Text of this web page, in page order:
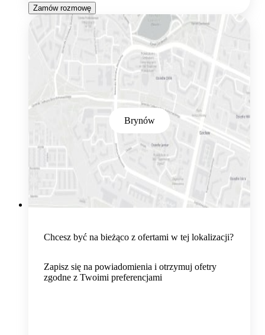
Zamów rozmowę
Brynów
Chcesz być na bieżąco z ofertami w tej lokalizacji?
Zapisz się na powiadomienia i otrzymuj ofetry
zgodne z Twoimi preferencjami